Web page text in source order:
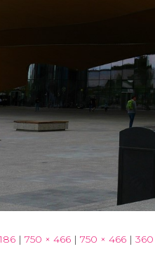
| 750 × 466 | 750 × 466 |